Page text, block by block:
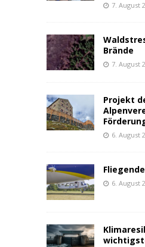
7. August
Brände
7. August
Projekt
6. August
6. August